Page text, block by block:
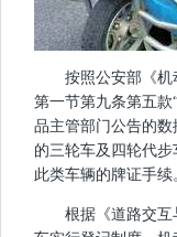
按照公安部《机
第一节第九条第五
品主管部门公告的数
的三轮车及四轮代
此类车辆的牌证手续
根据《道路交互与